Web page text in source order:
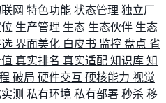
网 特色功能 状态管理 独立厂
生产管理 生态 生态伙伴 生态
界面美化 白皮书 监控 盘点 省
真实排名 真实适配 知识库 知
破局 硬件交互 硬核能力 视觉
测 私有环境 私有部署 秒杀 移